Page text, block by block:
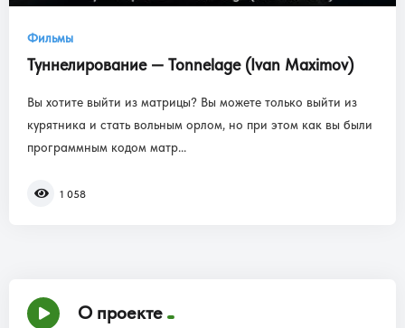
Фильмы
Туннелирование — Tonnelage (Ivan Maximov)
Вы хотите выйти из матрицы? Вы можете только выйти из
курятника и стать вольным орлом, но при этом как вы были
программным кодом матр...
1 058
О проекте